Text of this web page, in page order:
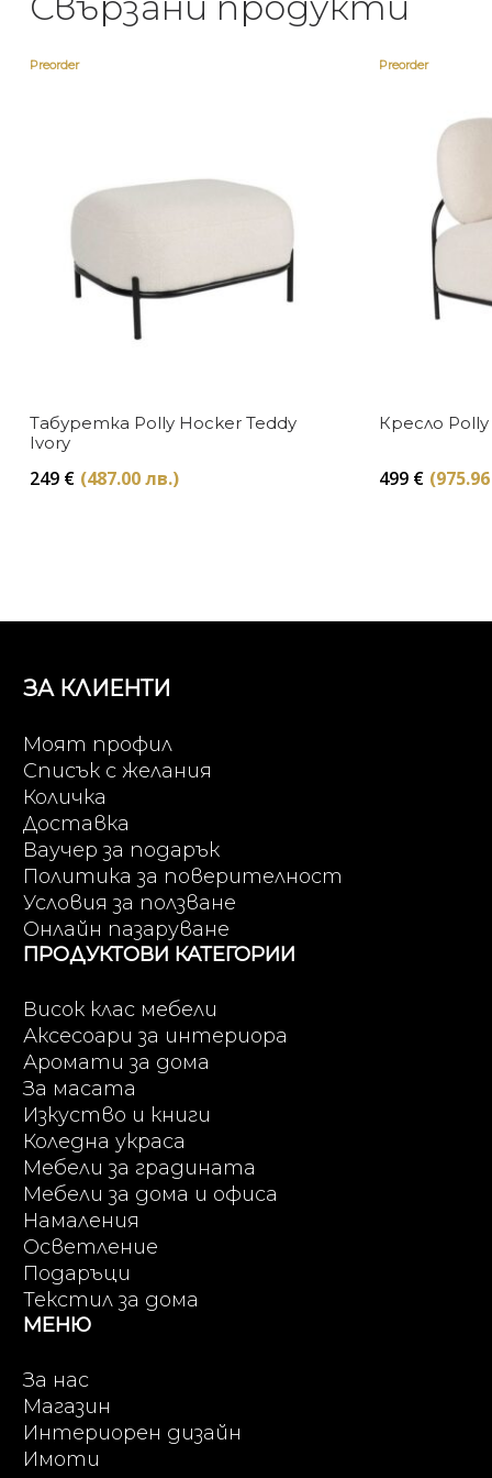
Preorder
Табуретка Polly Hocker Teddy
Ivory
249 € (487.00 лв.)
Preorder
Кресло
499 €
ЗА КЛИЕНТИ
Моят профил
Списък с желания
Количка
Доставка
Ваучер за подарък
Политика за поверителност
Условия за ползване
Онлайн пазаруване
ПРОДУКТОВИ КАТЕГОРИИ
Висок клас мебели
Аксесоари за интериора
Аромати за дома
За масата
Изкуство и книги
Коледна украса
Мебели за градината
Мебели за дома и офиса
Намаления
Осветление
Подаръци
Текстил за дома
МЕНЮ
За нас
Магазин
Интериорен дизайн
Имоти